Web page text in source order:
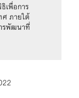
เพื่อการ
ศ ภายใต้
รพัฒนาที่